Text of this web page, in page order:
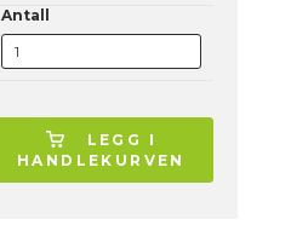
Antall
LEGG I
HANDLEKURVEN